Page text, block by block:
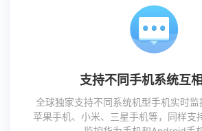
支持不同手机系统互
全球独家支持不同系统机型手机实时
苹果手机、小米、三星手机等，同样支